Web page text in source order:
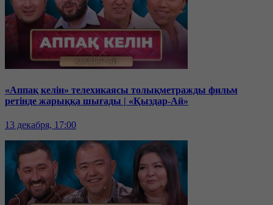
«Аппақ келін» телехикаясы толықметражды фильм
ретінде жарыққа шығады | «Қыздар-Ай»
13 декабря, 17:00